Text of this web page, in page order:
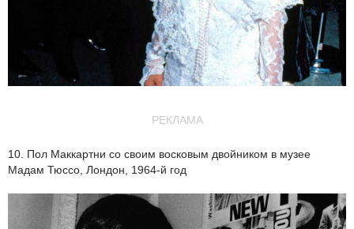
РЕКЛАМА
10. Пол Маккартни со своим восковым двойником в музее
Мадам Тюссо, Лондон, 1964-й год